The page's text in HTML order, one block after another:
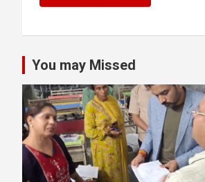
You may Missed